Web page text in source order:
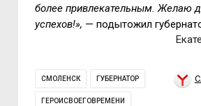
более привлекательным. Желаю
успехов!», — подытожил
СМОЛЕНСК ГУБЕРНАТОР
ГЕРОИСВОЕГОВРЕМЕНИ